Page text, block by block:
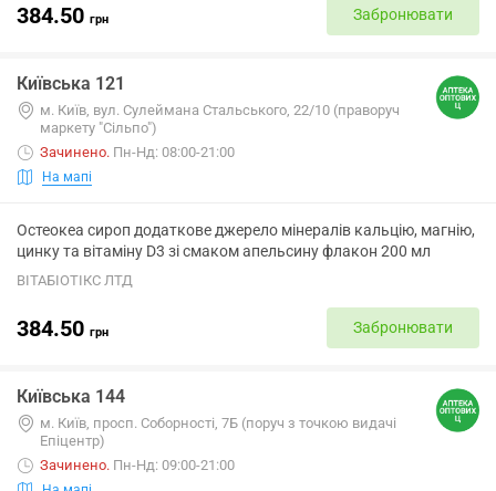
384.50 грн Забронювати
Київська 121
м. Київ, вул. Сулеймана Стальського, 22/10 (праворуч
маркету "Сільпо")
Зачинено. Пн-Нд: 08:00-21:00
На мапі
Остеокеа сироп додаткове джерело мінералів кальцію, магнію,
цинку та вітаміну D3 зі смаком апельсину флакон 200 мл
ВІТАБІОТІКС ЛТД
384.50 грн Забронювати
Київська 144
м. Київ, просп. Соборності, 7Б (поруч з точкою видачі
Епіцентр)
Зачинено. Пн-Нд: 09:00-21:00